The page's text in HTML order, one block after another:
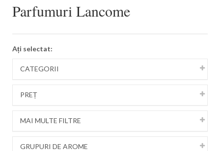
Parfumuri Lancome
Ați selectat:
CATEGORII
PREȚ
MAI MULTE FILTRE
GRUPURI DE AROME